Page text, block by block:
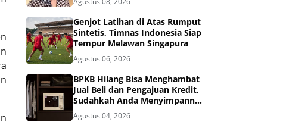
Instagram dan Facebook
Genjot Latihan di Atas Rumput
Sintetis, Timnas Indonesia Siap
Tempur Melawan Singapura
Agustus 06, 2026
BPKB Hilang Bisa Menghambat
Jual Beli dan Pengajuan Kredit,
Sudahkah Anda Menyimpannya
di Brankas BPKB?
Agustus 04, 2026